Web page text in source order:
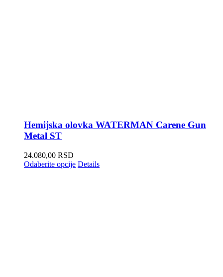
Hemijska olovka WATERMAN Carene Gun
Metal ST
24.080,00 RSD
Odaberite opcije Details